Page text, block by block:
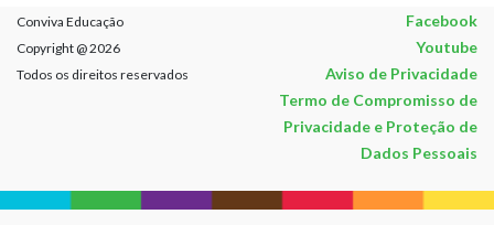
Conviva Educação Facebook
Copyright @ 2026 Youtube
Todos os direitos reservados
Aviso de Privacidade
Termo de Compromisso de
Privacidade e Proteção de
Dados Pessoais